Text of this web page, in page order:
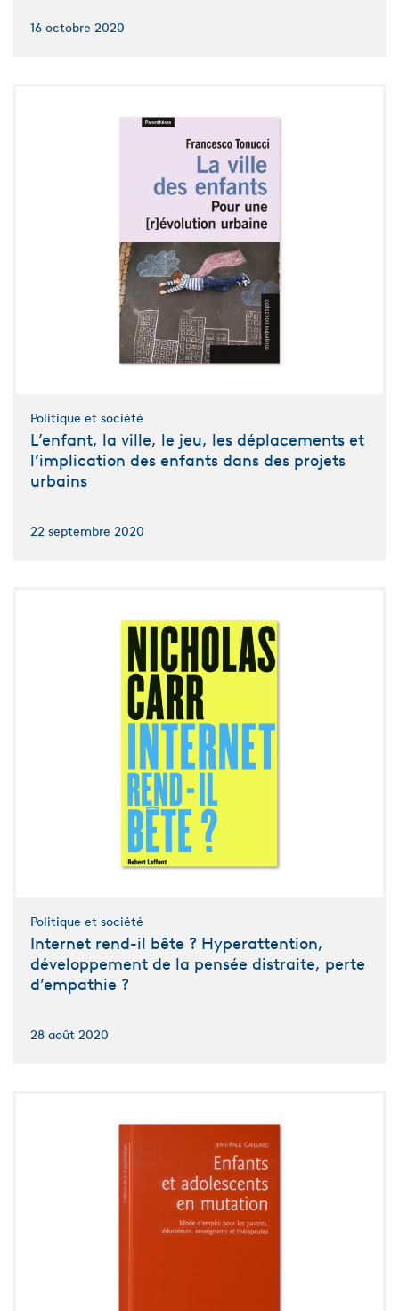
16 octobre 2020
Politique et société
L’enfant, la ville, le jeu, les déplacements et
l’implication des enfants dans des projets
urbains
22 septembre 2020
Politique et société
Internet rend-il bête ? Hyperattention,
développement de la pensée distraite, perte
d’empathie ?
28 août 2020